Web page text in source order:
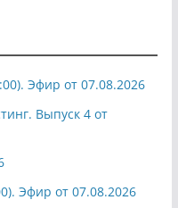
Эфир от 07.08.2026
Выпуск 4 от
Эфир от 07.08.2026